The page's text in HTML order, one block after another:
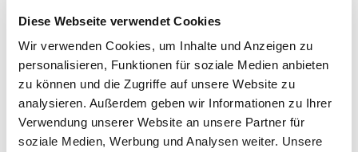
Diese Webseite verwendet Cookies
Wir verwenden Cookies, um Inhalte und Anzeigen zu
personalisieren, Funktionen für soziale Medien anbieten
zu können und die Zugriffe auf unsere Website zu
analysieren. Außerdem geben wir Informationen zu Ihrer
Verwendung unserer Website an unsere Partner für
soziale Medien, Werbung und Analysen weiter. Unsere
Tischreservierungen sind per E-Mail, Telefon oder
über WhatsApp 0177 423 6287 (nur Textnachrichten)
möglich